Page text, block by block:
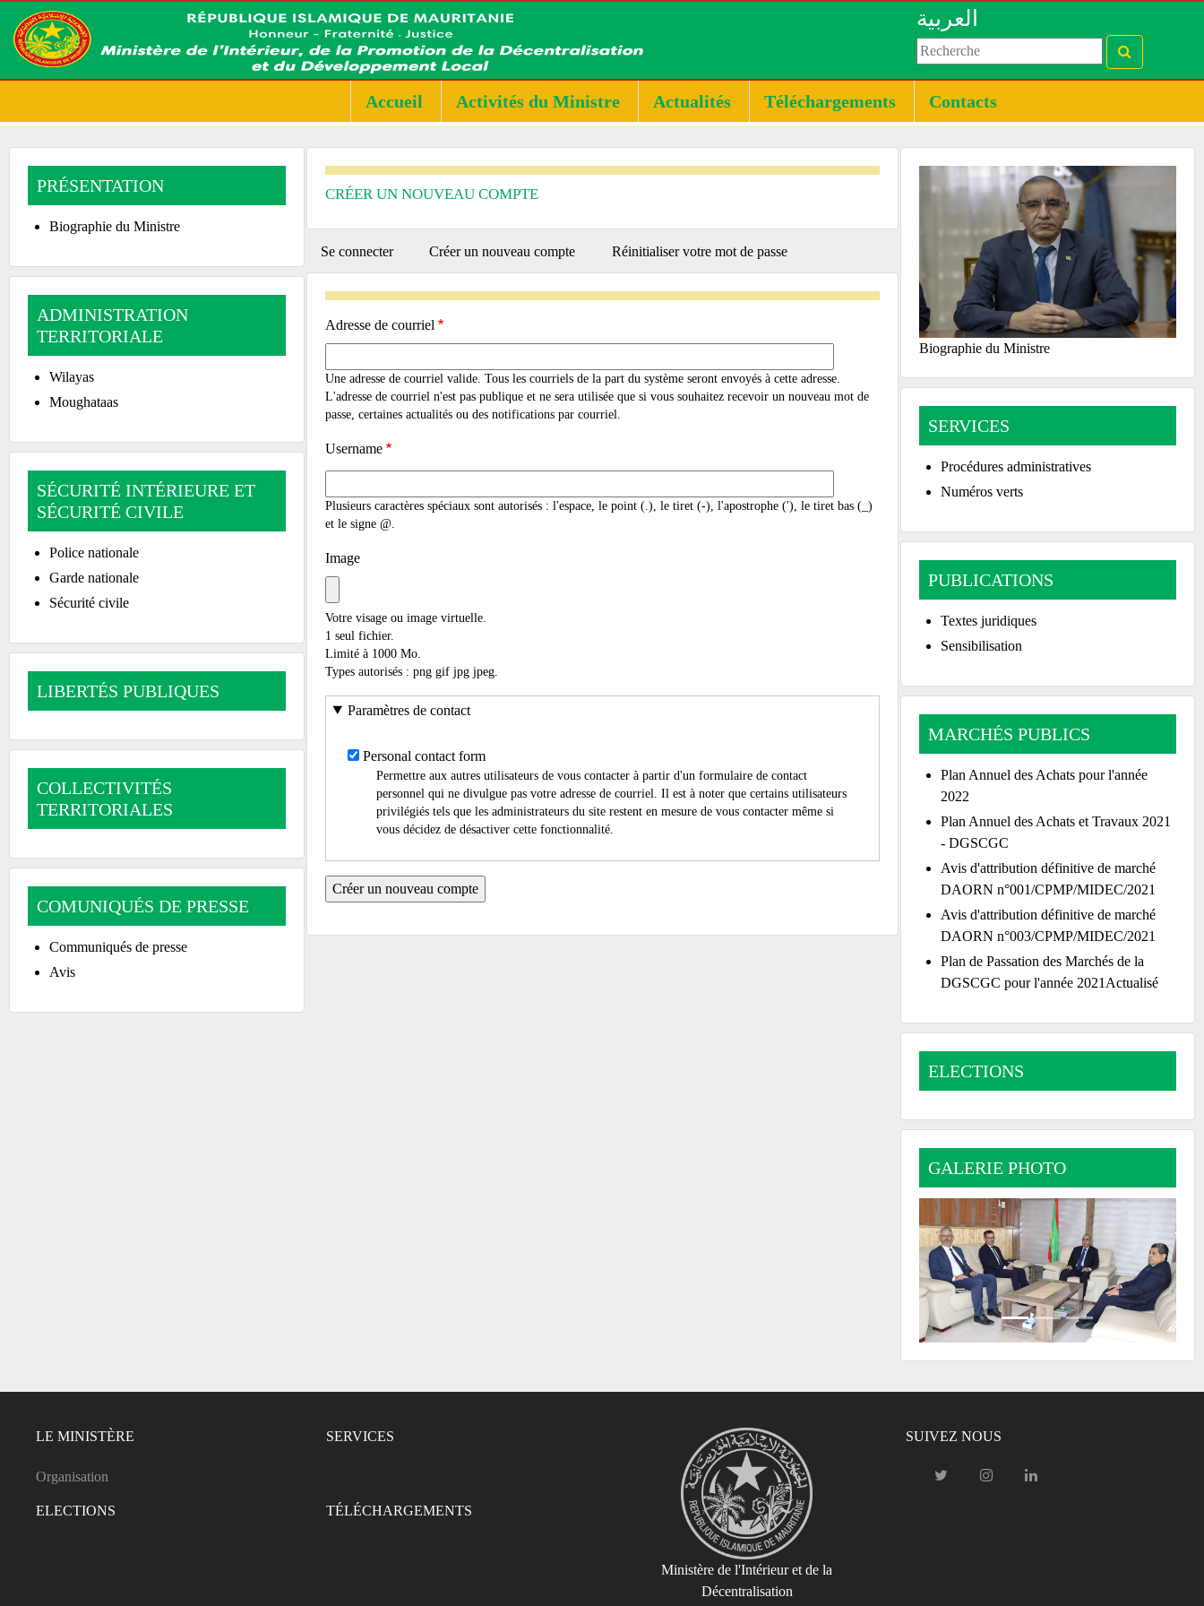
العربية
Accueil Activités du Ministre Actualités Téléchargements Contacts
PRÉSENTATION
Biographie du Ministre
ADMINISTRATION
TERRITORIALE
Wilayas
Moughataas
SÉCURITÉ INTÉRIEURE ET
SÉCURITÉ CIVILE
Police nationale
Garde nationale
Sécurité civile
LIBERTÉS PUBLIQUES
COLLECTIVITÉS
TERRITORIALES
COMUNIQUÉS DE PRESSE
Communiqués de presse
Avis
CRÉER UN NOUVEAU COMPTE
PRIMARY
TABS
Se connecter Créer un nouveau compte (onglet
actif)
Réinitialiser votre mot de passe
Adresse de courriel
Une adresse de courriel valide. Tous les courriels de la part du système seront envoyés à cette adresse.
L'adresse de courriel n'est pas publique et ne sera utilisée que si vous souhaitez recevoir un nouveau mot de
passe, certaines actualités ou des notifications par courriel.
Username
Plusieurs caractères spéciaux sont autorisés : l'espace, le point (.), le tiret (-), l'apostrophe ('), le tiret bas (_)
et le signe @.
Image
Votre visage ou image virtuelle.
1 seul fichier.
Limité à 1000 Mo.
Types autorisés : png gif jpg jpeg.
Paramètres de contact
Personal contact form
Permettre aux autres utilisateurs de vous contacter à partir d'un formulaire de contact
personnel qui ne divulgue pas votre adresse de courriel. Il est à noter que certains utilisateurs
privilégiés tels que les administrateurs du site restent en mesure de vous contacter même si
vous décidez de désactiver cette fonctionnalité.
Biographie du Ministre
SERVICES
Procédures administratives
Numéros verts
PUBLICATIONS
Textes juridiques
Sensibilisation
MARCHÉS PUBLICS
Plan Annuel des Achats pour l'année
2022
Plan Annuel des Achats et Travaux 2021
- DGSCGC
Avis d'attribution définitive de marché
DAORN n°001/CPMP/MIDEC/2021
Avis d'attribution définitive de marché
DAORN n°003/CPMP/MIDEC/2021
Plan de Passation des Marchés de la
DGSCGC pour l'année 2021Actualisé
ELECTIONS
GALERIE PHOTO
LE MINISTÈRE
Organisation
SERVICES
ELECTIONS TÉLÉCHARGEMENTS
Ministère de l'Intérieur et de la
Décentralisation
SUIVEZ NOUS